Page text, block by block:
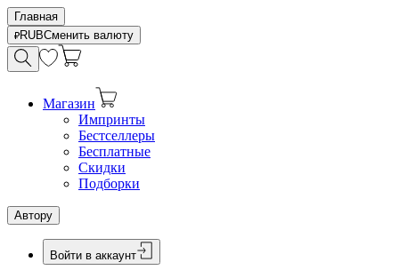
Главная
RUBСменить валюту
Магазин
Импринты
Бестселлеры
Бесплатные
Скидки
Подборки
Автору
Войти в аккаунт